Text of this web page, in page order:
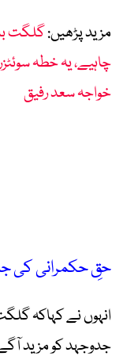
مزید پڑھیں:گلگت
چاہیے، یہ خطہ
خواجہ سعد رفیق
حقِ حکمرانی کی
انہوں نے کہاکہ
جدوجہد کو مزید